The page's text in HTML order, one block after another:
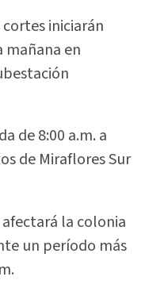
cortes iniciarán
mañana en
de 8:00 a.m. a
de Miraflores Sur
la colonia
un período más